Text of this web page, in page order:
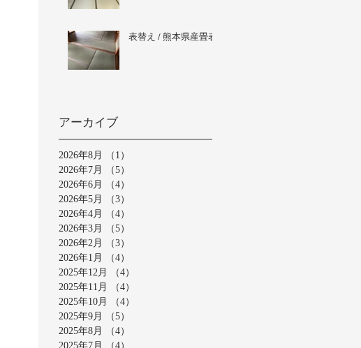
表替え / 熊本県産畳表
アーカイブ
2026年8月 （1）
2026年7月
（5）
2026年6月
（4）
2026年5月
（3）
2026年4月
（4）
2026年3月
（5）
2026年2月
（3）
2026年1月
（4）
2025年12月
（4）
2025年11月
（4）
2025年10月
（4）
2025年9月
（5）
2025年8月
（4）
2025年7月
（4）